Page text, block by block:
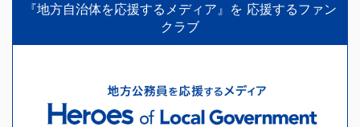
『地方自治体を応援するメディア』を 応援するファン
クラブ